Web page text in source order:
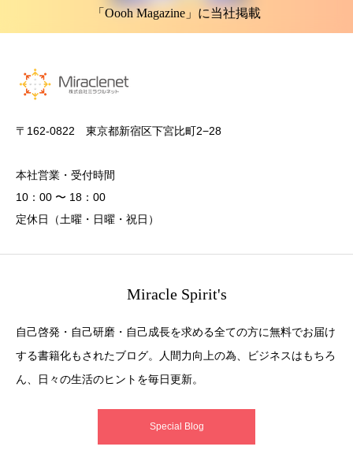
「Oooh Magazine」に当社掲載
〒162-0822 東京都新宿区下宮比町2−28
本社営業・受付時間
10：00 〜 18：00
定休日（土曜・日曜・祝日）
Miracle Spirit's
自己啓発・自己研磨・自己成長を求める全ての方に無料でお届け
する書籍化もされたブログ。人間力向上の為、ビジネスはもちろ
ん、日々の生活のヒントを毎日更新。
Special Blog